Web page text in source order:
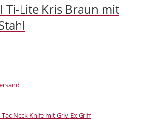
Ti-Lite Kris Braun mit